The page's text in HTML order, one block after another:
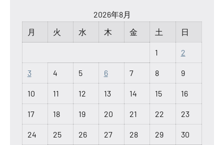
2026年8月
月
火 水 木 金 土 日
1 2
3 4 5 6 7 8 9
10 11 12 13 14 15 16
17 18 19 20 21 22 23
24 25 26 27 28 29 30